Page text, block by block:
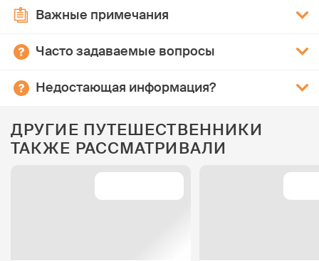
Важные примечания
Часто задаваемые вопросы
Недостающая информация?
ДРУГИЕ ПУТЕШЕСТВЕННИКИ
ТАКЖЕ РАССМАТРИВАЛИ